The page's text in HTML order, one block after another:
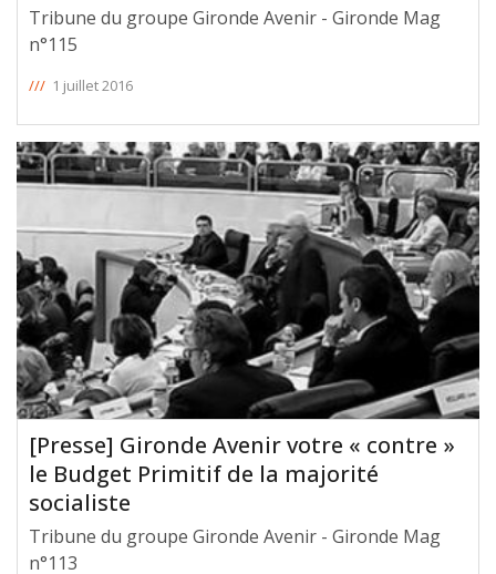
Tribune du groupe Gironde Avenir - Gironde Mag
n°115
/// 1 juillet 2016
[Presse] Gironde Avenir votre « contre »
le Budget Primitif de la majorité
socialiste
Tribune du groupe Gironde Avenir - Gironde Mag
n°113